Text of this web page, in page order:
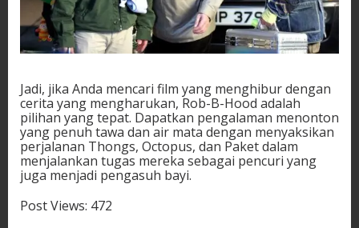
Jadi, jika Anda mencari film yang menghibur dengan
cerita yang mengharukan, Rob-B-Hood adalah
pilihan yang tepat. Dapatkan pengalaman menonton
yang penuh tawa dan air mata dengan menyaksikan
perjalanan Thongs, Octopus, dan Paket dalam
menjalankan tugas mereka sebagai pencuri yang
juga menjadi pengasuh bayi.
Post Views: 472